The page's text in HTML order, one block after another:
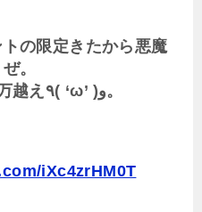
の限定きたから悪魔
。
人間形態の通常で1万越え٩( ‘ω’ )و。
iXc4zrHM0T